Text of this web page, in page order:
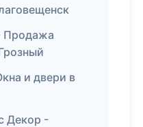
Продажа
и двери в
Декор -